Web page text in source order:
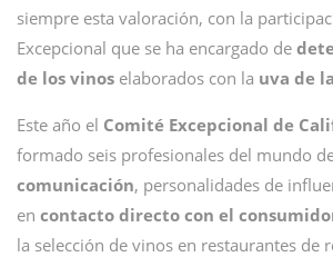
siempre esta valoración, con la
Excepcional que se ha encargado de
de los vinos elaborados con la uva de
Este año el Comité Excepcional de
formado seis profesionales del mundo
comunicación, personalidades de
en contacto directo con el
la selección de vinos en restaurantes de